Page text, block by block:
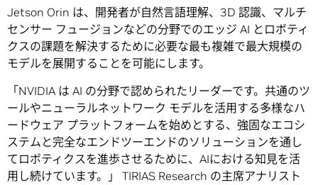
Jetson Orin は、開発者が自然言語理解、3D 認識、マルチ
センサー フュージョンなどの分野でのエッジ AI とロボティ
クスの課題を解決するために必要な最も複雑で最大規模の
モデルを展開することを可能にします。
「NVIDIA は AI の分野で認められたリーダーです。共通のツ
ールやニューラルネットワーク モデルを活用する多様なハ
ードウェア プラットフォームを始めとする、強固なエコシ
ステムと完全なエンドツーエンドのソリューションを通し
てロボティクスを進歩させるために、AIにおける知見を活
用し続けています。」 TIRIAS Research の主席アナリスト